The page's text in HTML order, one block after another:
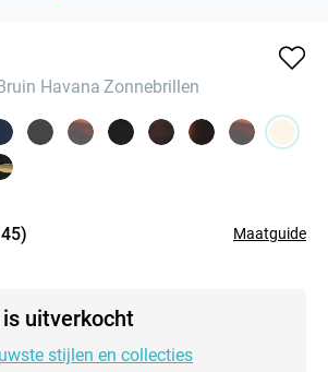
Havana Zonnebrillen
)
Maatguide
uitverkocht
stijlen en collecties